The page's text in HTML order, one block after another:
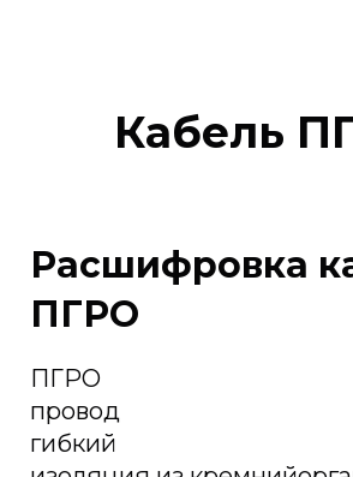
Кабель
Расшифровка
ПГРО
ПГРО
провод
гибкий